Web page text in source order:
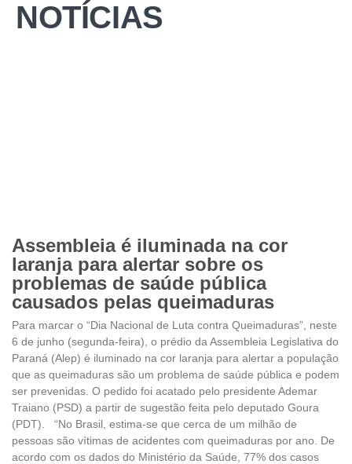
NOTÍCIAS
Assembleia é iluminada na cor
laranja para alertar sobre os
problemas de saúde pública
causados pelas queimaduras
Para marcar o “Dia Nacional de Luta contra Queimaduras”, neste
6 de junho (segunda-feira), o prédio da Assembleia Legislativa do
Paraná (Alep) é iluminado na cor laranja para alertar a população
que as queimaduras são um problema de saúde pública e podem
ser prevenidas. O pedido foi acatado pelo presidente Ademar
Traiano (PSD) a partir de sugestão feita pelo deputado Goura
(PDT). “No Brasil, estima-se que cerca de um milhão de
pessoas são vítimas de acidentes com queimaduras por ano. De
acordo com os dados do Ministério da Saúde, 77% dos casos